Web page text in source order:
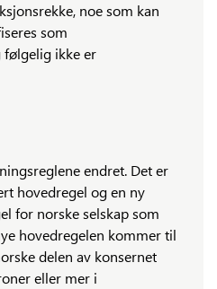
noe som kan
som
følgelig ikke er
endret. Det er
hovedregel og en ny
for norske selskap som
hovedregelen kommer til
delen av konsernet
eller mer i